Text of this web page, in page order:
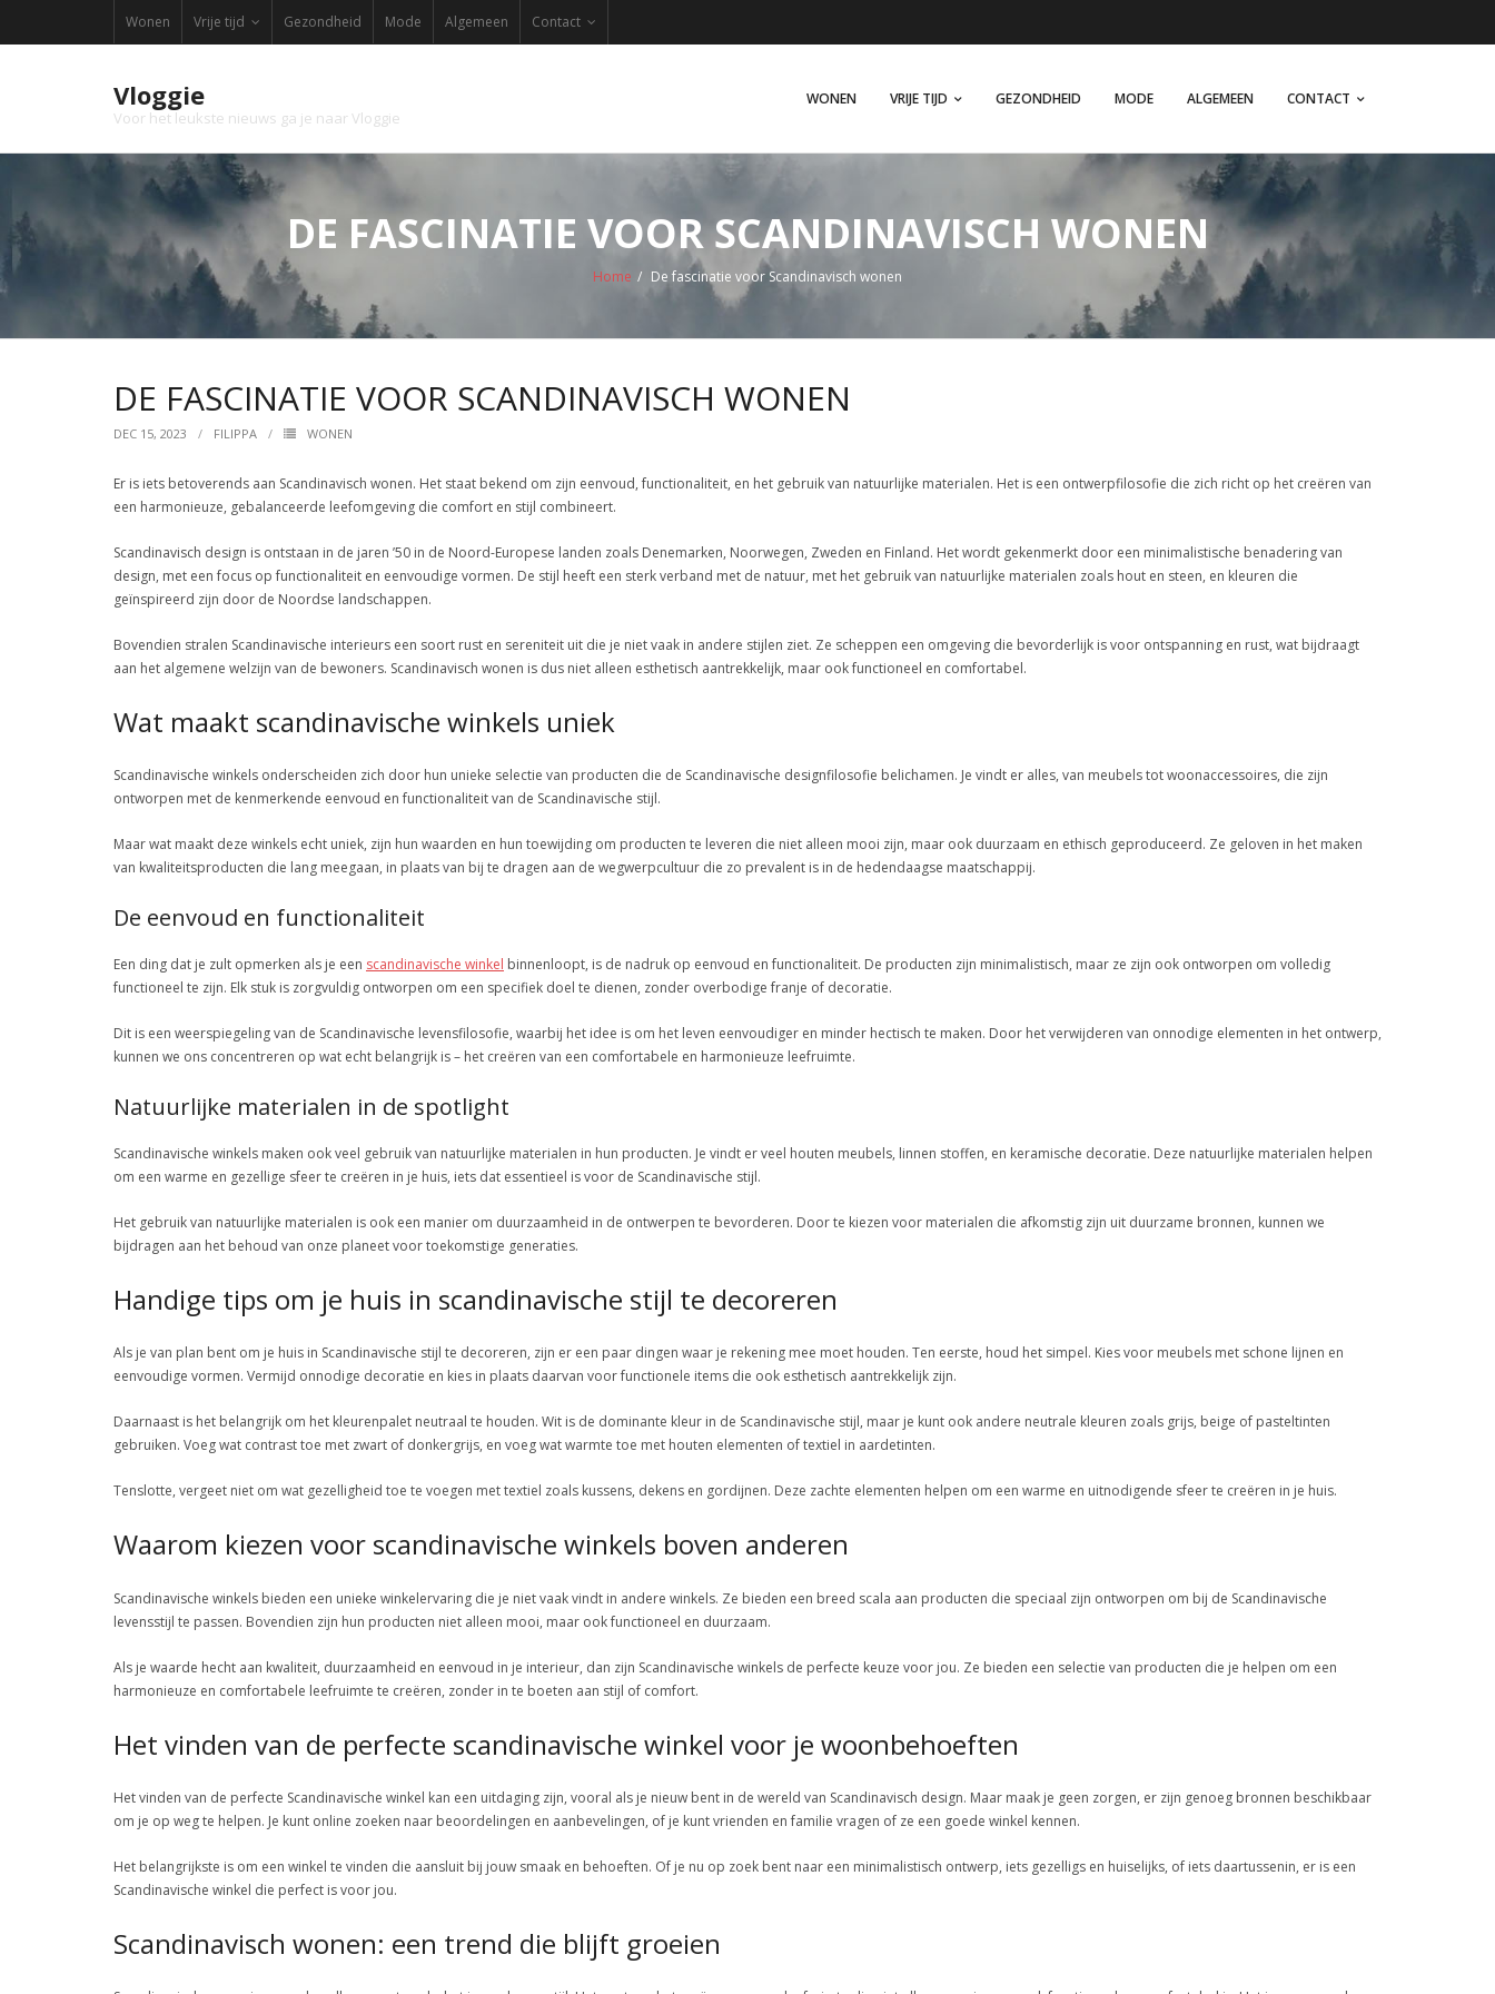
Wonen Vrije tijd Gezondheid Mode Algemeen Contact
Vloggie
Voor het leukste nieuws ga je naar Vloggie
WONEN VRIJE TIJD GEZONDHEID MODE ALGEMEEN CONTACT
DE FASCINATIE VOOR SCANDINAVISCH WONEN
Home / De fascinatie voor Scandinavisch wonen
DE FASCINATIE VOOR SCANDINAVISCH WONEN
DEC 15, 2023 FILIPPA WONEN
Er is iets betoverends aan Scandinavisch wonen. Het staat bekend om zijn eenvoud, functionaliteit, en het gebruik van natuurlijke materialen. Het is een ontwerpfilosofie die zich richt op het creëren van
een harmonieuze, gebalanceerde leefomgeving die comfort en stijl combineert.
Scandinavisch design is ontstaan in de jaren ’50 in de Noord-Europese landen zoals Denemarken, Noorwegen, Zweden en Finland. Het wordt gekenmerkt door een minimalistische benadering van
design, met een focus op functionaliteit en eenvoudige vormen. De stijl heeft een sterk verband met de natuur, met het gebruik van natuurlijke materialen zoals hout en steen, en kleuren die
geïnspireerd zijn door de Noordse landschappen.
Bovendien stralen Scandinavische interieurs een soort rust en sereniteit uit die je niet vaak in andere stijlen ziet. Ze scheppen een omgeving die bevorderlijk is voor ontspanning en rust, wat bijdraagt
aan het algemene welzijn van de bewoners. Scandinavisch wonen is dus niet alleen esthetisch aantrekkelijk, maar ook functioneel en comfortabel.
Wat maakt scandinavische winkels uniek
Scandinavische winkels onderscheiden zich door hun unieke selectie van producten die de Scandinavische designfilosofie belichamen. Je vindt er alles, van meubels tot woonaccessoires, die zijn
ontworpen met de kenmerkende eenvoud en functionaliteit van de Scandinavische stijl.
Maar wat maakt deze winkels echt uniek, zijn hun waarden en hun toewijding om producten te leveren die niet alleen mooi zijn, maar ook duurzaam en ethisch geproduceerd. Ze geloven in het maken
van kwaliteitsproducten die lang meegaan, in plaats van bij te dragen aan de wegwerpcultuur die zo prevalent is in de hedendaagse maatschappij.
De eenvoud en functionaliteit
Een ding dat je zult opmerken als je een scandinavische winkel binnenloopt, is de nadruk op eenvoud en functionaliteit. De producten zijn minimalistisch, maar ze zijn ook ontworpen om volledig
functioneel te zijn. Elk stuk is zorgvuldig ontworpen om een specifiek doel te dienen, zonder overbodige franje of decoratie.
Dit is een weerspiegeling van de Scandinavische levensfilosofie, waarbij het idee is om het leven eenvoudiger en minder hectisch te maken. Door het verwijderen van onnodige elementen in het ontwerp,
kunnen we ons concentreren op wat echt belangrijk is – het creëren van een comfortabele en harmonieuze leefruimte.
Natuurlijke materialen in de spotlight
Scandinavische winkels maken ook veel gebruik van natuurlijke materialen in hun producten. Je vindt er veel houten meubels, linnen stoffen, en keramische decoratie. Deze natuurlijke materialen helpen
om een warme en gezellige sfeer te creëren in je huis, iets dat essentieel is voor de Scandinavische stijl.
Het gebruik van natuurlijke materialen is ook een manier om duurzaamheid in de ontwerpen te bevorderen. Door te kiezen voor materialen die afkomstig zijn uit duurzame bronnen, kunnen we
bijdragen aan het behoud van onze planeet voor toekomstige generaties.
Handige tips om je huis in scandinavische stijl te decoreren
Als je van plan bent om je huis in Scandinavische stijl te decoreren, zijn er een paar dingen waar je rekening mee moet houden. Ten eerste, houd het simpel. Kies voor meubels met schone lijnen en
eenvoudige vormen. Vermijd onnodige decoratie en kies in plaats daarvan voor functionele items die ook esthetisch aantrekkelijk zijn.
Daarnaast is het belangrijk om het kleurenpalet neutraal te houden. Wit is de dominante kleur in de Scandinavische stijl, maar je kunt ook andere neutrale kleuren zoals grijs, beige of pasteltinten
gebruiken. Voeg wat contrast toe met zwart of donkergrijs, en voeg wat warmte toe met houten elementen of textiel in aardetinten.
Tenslotte, vergeet niet om wat gezelligheid toe te voegen met textiel zoals kussens, dekens en gordijnen. Deze zachte elementen helpen om een warme en uitnodigende sfeer te creëren in je huis.
Waarom kiezen voor scandinavische winkels boven anderen
Scandinavische winkels bieden een unieke winkelervaring die je niet vaak vindt in andere winkels. Ze bieden een breed scala aan producten die speciaal zijn ontworpen om bij de Scandinavische
levensstijl te passen. Bovendien zijn hun producten niet alleen mooi, maar ook functioneel en duurzaam.
Als je waarde hecht aan kwaliteit, duurzaamheid en eenvoud in je interieur, dan zijn Scandinavische winkels de perfecte keuze voor jou. Ze bieden een selectie van producten die je helpen om een
harmonieuze en comfortabele leefruimte te creëren, zonder in te boeten aan stijl of comfort.
Het vinden van de perfecte scandinavische winkel voor je woonbehoeften
Het vinden van de perfecte Scandinavische winkel kan een uitdaging zijn, vooral als je nieuw bent in de wereld van Scandinavisch design. Maar maak je geen zorgen, er zijn genoeg bronnen beschikbaar
om je op weg te helpen. Je kunt online zoeken naar beoordelingen en aanbevelingen, of je kunt vrienden en familie vragen of ze een goede winkel kennen.
Het belangrijkste is om een winkel te vinden die aansluit bij jouw smaak en behoeften. Of je nu op zoek bent naar een minimalistisch ontwerp, iets gezelligs en huiselijks, of iets daartussenin, er is een
Scandinavische winkel die perfect is voor jou.
Scandinavisch wonen: een trend die blijft groeien